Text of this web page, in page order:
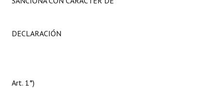
DECLARACIÓN
Art. 1°)